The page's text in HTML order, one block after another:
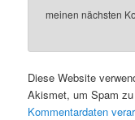
meinen nächsten
Diese Website
Akismet, um Spam
Kommentardaten